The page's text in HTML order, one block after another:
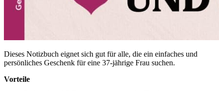
Dieses Notizbuch eignet sich gut für alle, die ein einfaches und
persönliches Geschenk für eine 37-jährige Frau suchen.
Vorteile